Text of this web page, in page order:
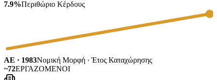
7.9%Περιθώριο Κέρδους
ΑΕ · 1983Νομική Μορφή · Έτος Καταχώρησης
~72ΕΡΓΑΖΟΜΕΝΟΙ